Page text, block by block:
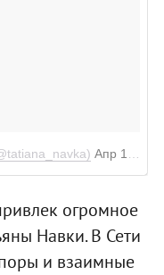
Апр 17 2016 в 12:37 PDT
огромное
Навки. В Сети
и взаимные